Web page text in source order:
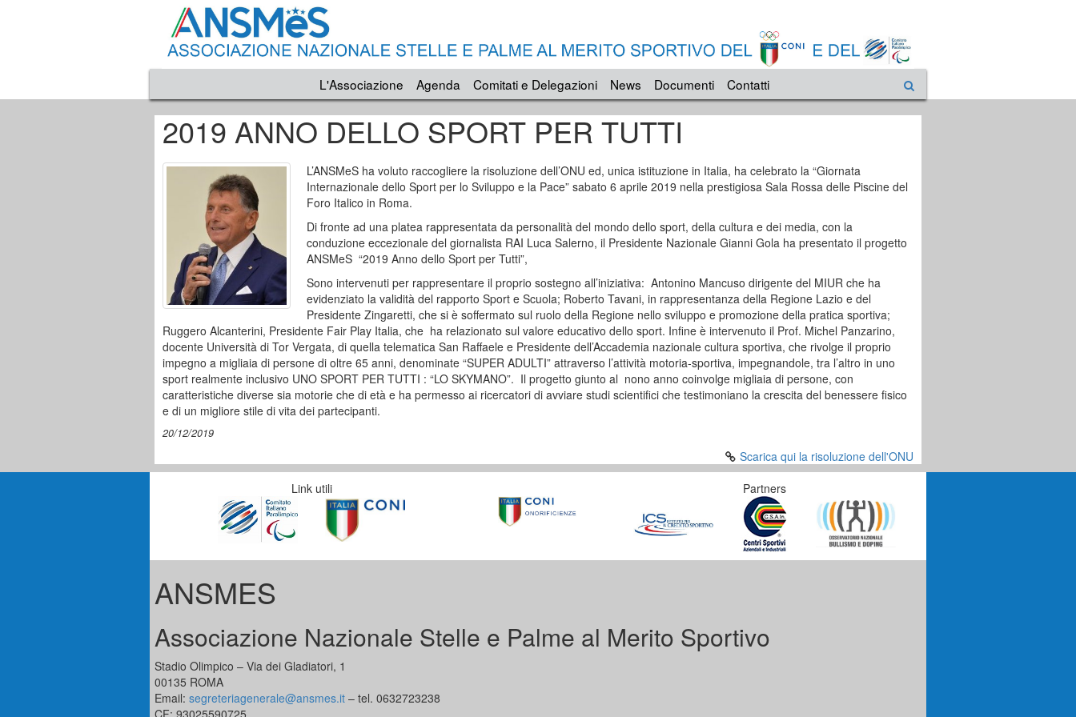
L'Associazione Agenda Comitati e Delegazioni News Documenti Contatti
2019 ANNO DELLO SPORT PER TUTTI
L’ANSMeS ha voluto raccogliere la risoluzione dell’ONU ed, unica istituzione in Italia, ha celebrato la “Giornata
Internazionale dello Sport per lo Sviluppo e la Pace” sabato 6 aprile 2019 nella prestigiosa Sala Rossa delle Piscine del
Foro Italico in Roma.
Di fronte ad una platea rappresentata da personalità del mondo dello sport, della cultura e dei media, con la
conduzione eccezionale del giornalista RAI Luca Salerno, il Presidente Nazionale Gianni Gola ha presentato il progetto
ANSMeS “2019 Anno dello Sport per Tutti”,
Sono intervenuti per rappresentare il proprio sostegno all’iniziativa: Antonino Mancuso dirigente del MIUR che ha
evidenziato la validità del rapporto Sport e Scuola; Roberto Tavani, in rappresentanza della Regione Lazio e del
Presidente Zingaretti, che si è soffermato sul ruolo della Regione nello sviluppo e promozione della pratica sportiva;
Ruggero Alcanterini, Presidente Fair Play Italia, che ha relazionato sul valore educativo dello sport. Infine è intervenuto il Prof. Michel Panzarino,
docente Università di Tor Vergata, di quella telematica San Raffaele e Presidente dell’Accademia nazionale cultura sportiva, che rivolge il proprio
impegno a migliaia di persone di oltre 65 anni, denominate “SUPER ADULTI” attraverso l’attività motoria-sportiva, impegnandole, tra l’altro in uno
sport realmente inclusivo UNO SPORT PER TUTTI : “LO SKYMANO”. Il progetto giunto al nono anno coinvolge migliaia di persone, con
caratteristiche diverse sia motorie che di età e ha permesso ai ricercatori di avviare studi scientifici che testimoniano la crescita del benessere fisico
e di un migliore stile di vita dei partecipanti.
20/12/2019
Scarica qui la risoluzione dell'ONU
Link utili
Partners
ANSMES
Associazione Nazionale Stelle e Palme al Merito Sportivo
Stadio Olimpico – Via dei Gladiatori, 1
00135 ROMA
Email: segreteriagenerale@ansmes.it – tel. 0632723238
CF: 93025590725